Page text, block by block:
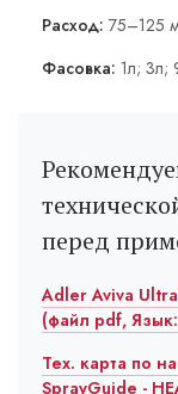
Расход: 75–125
Фасовка: 1л; 3л;
перед
Adler Aviva
(файл pdf, Язык:
Тех. карта по
SprayGuide -